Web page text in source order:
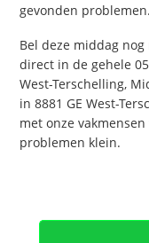
gevonden
Bel deze middag
direct in de gehele
West-Terschelling,
in 8881 GE West-
met onze
problemen klein.